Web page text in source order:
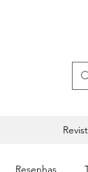
Resenhas